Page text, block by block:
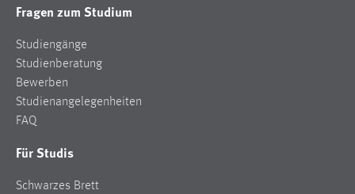
Fragen zum Studium
Studiengänge
Studienberatung
Bewerben
Studienangelegenheiten
FAQ
Für Studis
Schwarzes Brett